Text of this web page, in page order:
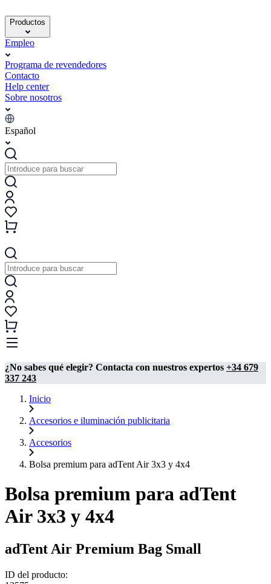
Productos
Empleo
Programa de revendedores
Contacto
Help center
Sobre nosotros
Español
¿No sabes qué elegir? Contacta con nuestros expertos +34 679
337 243
Inicio
Accesorios e iluminación publicitaria
Accesorios
Bolsa premium para adTent Air 3x3 y 4x4
Bolsa premium para adTent
Air 3x3 y 4x4
adTent Air Premium Bag Small
ID del producto: